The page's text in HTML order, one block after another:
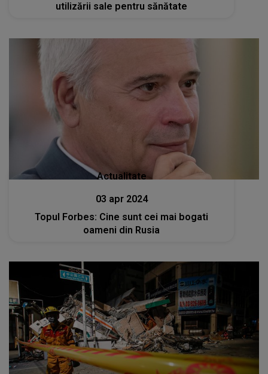
utilizării sale pentru sănătate
Actualitate
03 apr 2024
Topul Forbes: Cine sunt cei mai bogati
oameni din Rusia